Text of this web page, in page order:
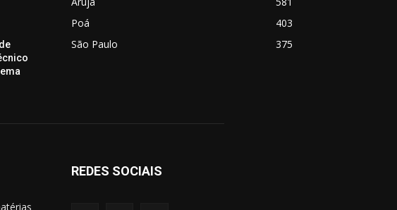
Poá
403
São Paulo
375
REDES SOCIAIS